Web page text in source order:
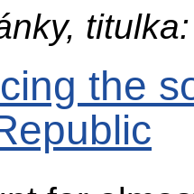
titulka:
the